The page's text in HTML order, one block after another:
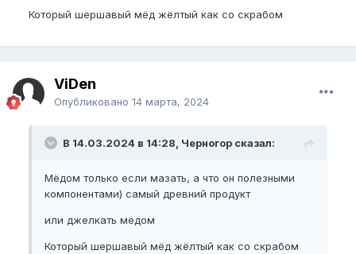
Который шершавый мёд жёлтый как со скрабом
ViDen
Опубликовано 14 марта, 2024
В 14.03.2024 в 14:28, Черногор сказал:
Мёдом только если мазать, а что он полезными
компонентами) самый древний продукт
или джелкать мёдом
Который шершавый мёд жёлтый как со скрабом